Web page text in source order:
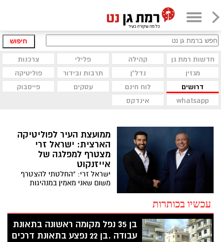
חיפוש
חדשות רמת גן קהילה פלילי
צרכנות
מגזין
נדל"ן תרבות ובידור
פוליטיקה
דרושים
לוח חינם עסקים
פייסבוק
whatsapp
אינדקס
ממועצת העיר לפוליטיקה
הארצית: ישראל זרי
מצטרף למפלגה של
אייזנקוט
ישראל זרי: "החלטתי להצטרף
משום שאני מאמין במנהיגות
עכשיו בכותרות
בן 35 נפל מקומה ראשונה בתאונת
עבודה .בן 22 נפצע בתאונת דרכים